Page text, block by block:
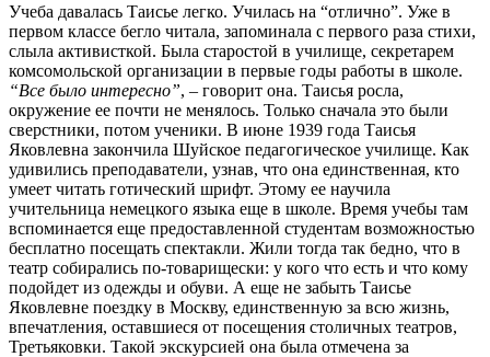
Учеба давалась Таисье легко. Училась на “отлично”. Уже в
первом классе бегло читала, запоминала с первого раза стихи,
слыла активисткой. Была старостой в училище, секретарем
комсомольской организации в первые годы работы в школе.
“Все было интересно”, – говорит она. Таисья росла,
окружение ее почти не менялось. Только сначала это были
сверстники, потом ученики. В июне 1939 года Таисья
Яковлевна закончила Шуйское педагогическое училище. Как
удивились преподаватели, узнав, что она единственная, кто
умеет читать готический шрифт. Этому ее научила
учительница немецкого языка еще в школе. Время учебы там
вспоминается еще предоставленной студентам возможностью
бесплатно посещать спектакли. Жили тогда так бедно, что в
театр собирались по-товарищески: у кого что есть и что кому
подойдет из одежды и обуви. А еще не забыть Таисье
Яковлевне поездку в Москву, единственную за всю жизнь,
впечатления, оставшиеся от посещения столичных театров,
Третьяковки. Такой экскурсией она была отмечена за